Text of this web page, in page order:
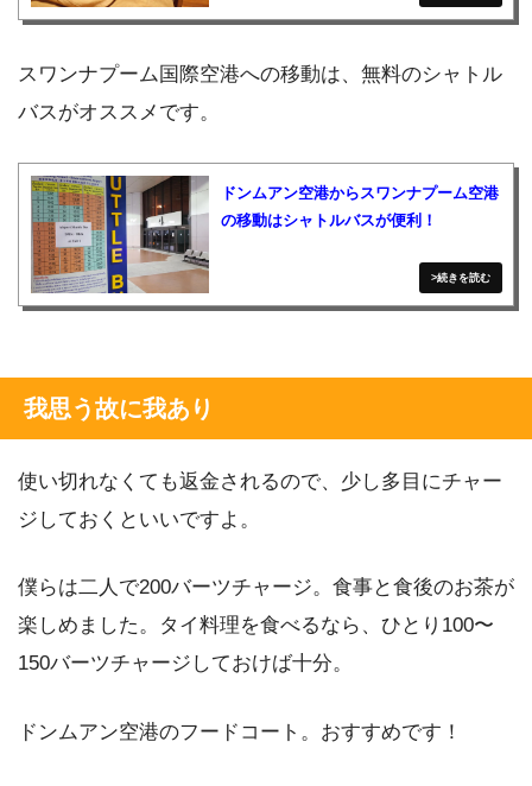
スワンナプーム国際空港への移動は、無料のシャトル
バスがオススメです。
ドンムアン空港からスワンナプーム空港
の移動はシャトルバスが便利！
我思う故に我あり
使い切れなくても返金されるので、少し多目にチャー
ジしておくといいですよ。
僕らは二人で200バーツチャージ。食事と食後のお茶が
楽しめました。タイ料理を食べるなら、ひとり100〜
150バーツチャージしておけば十分。
ドンムアン空港のフードコート。おすすめです！